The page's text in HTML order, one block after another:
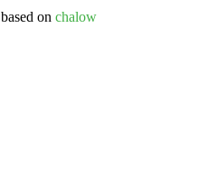
based on chalow